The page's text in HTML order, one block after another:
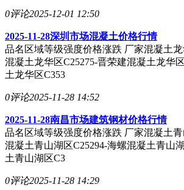
0评论2025-12-01 12:50
2025-11-28深圳市场混凝土价格行情
品名区域等级强度价格涨跌 厂家混凝土龙
混凝土龙华区C25275-晋荣建混凝土龙华
土龙华区C353
0评论2025-11-28 14:52
2025-11-28南昌市场建筑钢材价格行情
品名区域等级强度价格涨跌 厂家混凝土青
混凝土青山湖区C25294-海螺混凝土青山
土青山湖区C3
0评论2025-11-28 14:29